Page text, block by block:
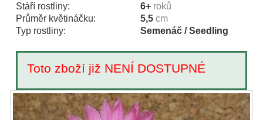
Stáří rostliny:
6+ roků
Průměr květináčku:
5,5 cm
Typ rostliny:
Semenáč / Seedling
Toto zboží již NENÍ DOSTUPNÉ